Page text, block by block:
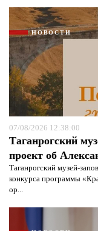
НОВОСТИ
07/08/2026 12:38:00
Таганрогский
проект об
Таганрогский музей-
конкурса программы
ор...